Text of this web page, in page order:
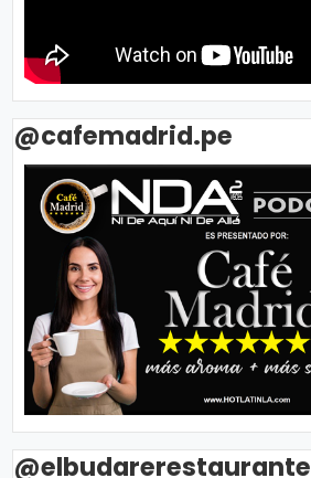
@cafemadrid.pe
@elbudarerestaurante